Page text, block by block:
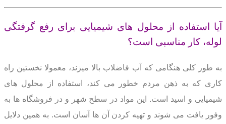
آیا استفاده از محلول های شیمیایی برای رفع گرفتگی
لوله، کار مناسبی است؟
به طور کلی هنگامی که آب فاضلاب بالا میزند، معمولا نخستین راه
کاری که به ذهن مردم خطور می کند،
استفاده از محلول های
شیمیایی و اسید است.
این مواد در سطح شهر و در فروشگاه ها به
وفور یافت می شوند و تهیه کردن آن ها آسان است. به همین دلایل